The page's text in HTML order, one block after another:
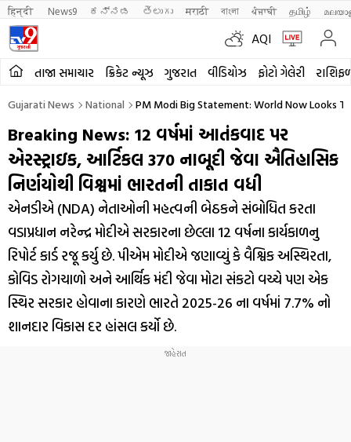
हिन्दी News9 ಕನ್ನಡ తెలుగు मराठी বাংলা ਪੰਜਾਬੀ தமிழ்
AQI
તાજા સમાચાર ક્રિકેટ ન્યૂઝ ગુજરાત વીડિયોઝ ફોટો ગેલેરી
Gujarati News National PM Modi Big Statement: World Now Looks
Breaking News: 12 વર્ષમાં આતંકવાદ પર
એરસ્ટ્રાઇક, આર્ટિકલ 370 નાબૂદી જેવા ઐતિહાસિક
નિર્ણયોથી વિશ્વમાં ભારતની તાકાત વધી
એનડીએ (NDA) નેતાઓની મહત્વની બેઠકને સંબોધિત કરતા
વડાપ્રધાન નરેન્દ્ર મોદીએ સરકારના છેલ્લા 12 વર્ષના કાર્યકાળનુ
રિપોર્ટ કાર્ડ રજૂ કર્યુ છે. પીએમ મોદીએ જણાવ્યું કે વૈશ્વિક અસ્થિરતા,
કોવિડ રોગચાળો અને આર્થિક મંદી જેવા મોટા સંકટો વચ્ચે પણ એક
સ્થિર સરકાર હોવાના કારણે ભારતે 2025-26 ના વર્ષમાં 7.7% નો
શાનદાર વિકાસ દર હાંસલ કર્યો છે.